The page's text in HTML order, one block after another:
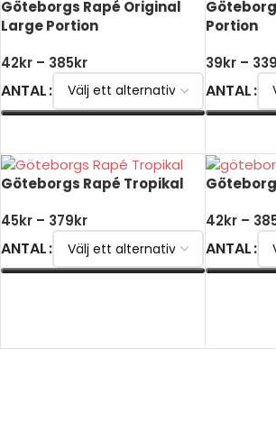
Göteborgs Rapé Original
Large Portion
42kr – 385kr
ANTAL
Portion
39kr – 339
ANTAL
Göteborgs Rapé Tropikal
45kr – 379kr
ANTAL
42kr –
ANTAL